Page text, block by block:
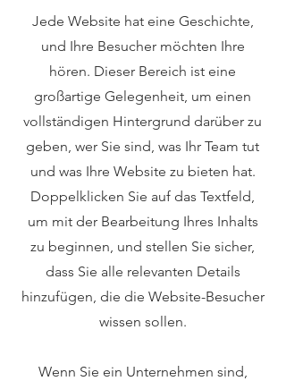
Jede Website hat eine Geschichte,
und Ihre Besucher möchten Ihre
hören. Dieser Bereich ist eine
großartige Gelegenheit, um einen
vollständigen Hintergrund darüber zu
geben, wer Sie sind, was Ihr Team tut
und was Ihre Website zu bieten hat.
Doppelklicken Sie auf das Textfeld,
um mit der Bearbeitung Ihres Inhalts
zu beginnen, und stellen Sie sicher,
dass Sie alle relevanten Details
hinzufügen, die die Website-Besucher
wissen sollen.
Wenn Sie ein Unternehmen sind,